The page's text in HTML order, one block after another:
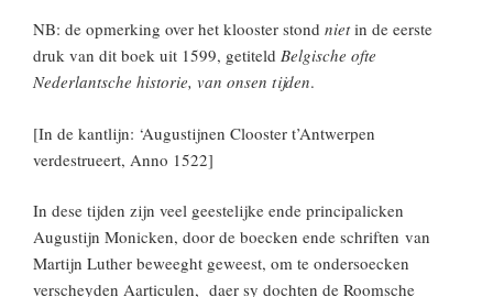
NB: de opmerking over het klooster stond nietin de eerste
druk van dit boek uit 1599, getiteld Belgische ofte
Nederlantsche historie, van onsen tijden.
[In de kantlijn: ‘Augustijnen Clooster t’Antwerpen
verdestrueert, Anno 1522]
In dese tijden zijn veel geestelijke ende principalicken
Augustijn Monicken, door de boecken ende schriften van
Martijn Luther beweeght geweest, om te ondersoecken
verscheyden Aarticulen, daer sy dochten de Roomsche